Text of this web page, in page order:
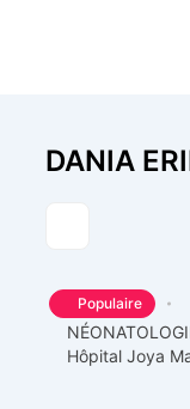
DANIA
Populaire
Hôpital Joya